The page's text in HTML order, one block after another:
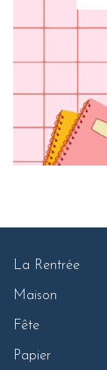
La Rentrée
Maison
Fête
Papier